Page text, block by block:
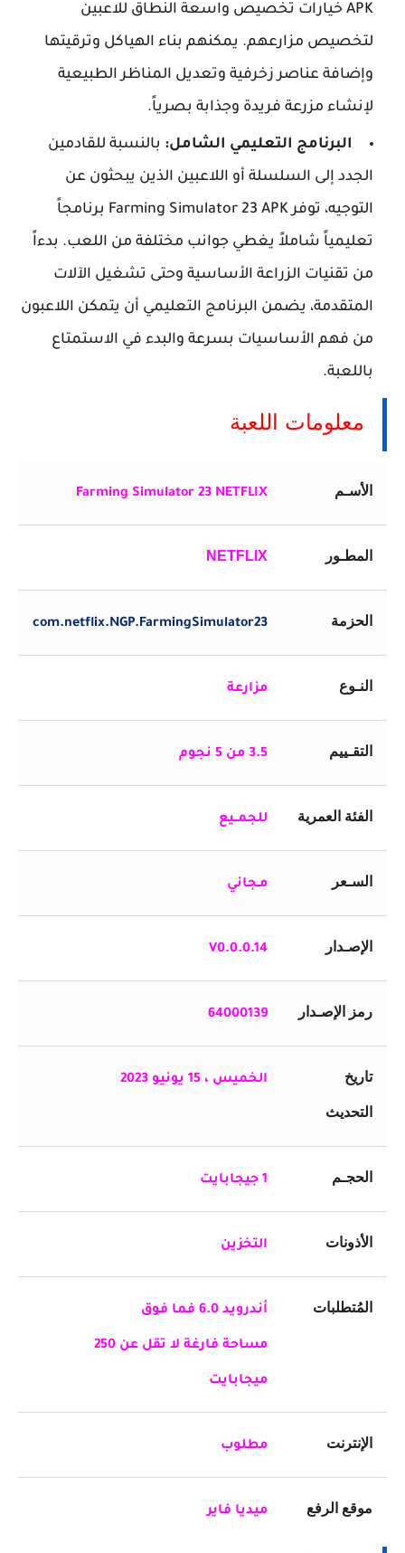
APK خيارات تخصيص واسعة النطاق للاعبين
لتخصيص مزارعهم. يمكنهم بناء الهياكل وترقيتها
وإضافة عناصر زخرفية وتعديل المناظر الطبيعية
لإنشاء مزرعة فريدة وجذابة بصرياً.
البرنامج التعليمي الشامل: بالنسبة للقادمين
الجدد إلى السلسلة أو اللاعبين الذين يبحثون عن
التوجيه، توفر Farming Simulator 23 APK برنامجاً
تعليمياً شاملاً يغطي جوانب مختلفة من اللعب. بدءاً
من تقنيات الزراعة الأساسية وحتى تشغيل الآلات
المتقدمة، يضمن البرنامج التعليمي أن يتمكن اللاعبون
من فهم الأساسيات بسرعة والبدء في الاستمتاع
باللعبة.
معلومات اللعبة
الأسـم Farming Simulator 23 NETFLIX
المطـور NETFLIX
الحزمة com.netflix.NGP.FarmingSimulator23
النـوع مزارعة
التقـييم 3.5 من 5 نجوم
الفئة العمرية للجمــيع
السـعر مـجاني
الإصـدار V0.0.0.14
رمز الإصـدار 64000139
تاريخ
التحديث
الخميس ، 15 يونيو 2023
الحجـم 1 جيجابايت
الأذونات التخزين
المُتطلبات أندرويد 6.0 فما فوق
مساحة فارغة لا تقل عن 250
ميجابايت
الإنترنت مطلوب
موقع الرفع ميديا فاير